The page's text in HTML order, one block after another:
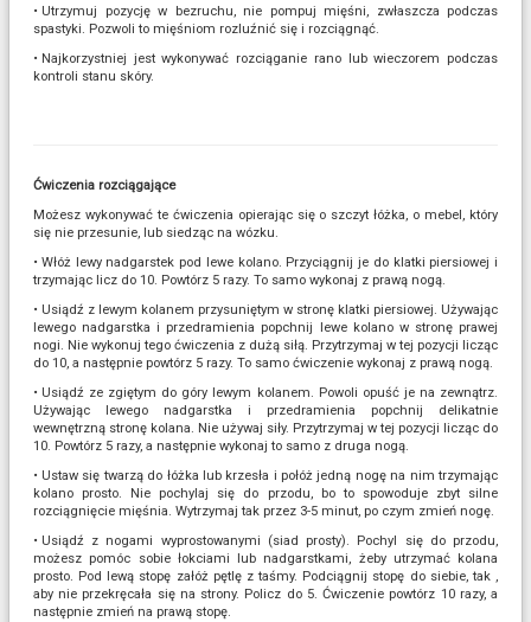
• Utrzymuj pozycję w bezruchu, nie pompuj mięśni, zwłaszcza podczas
spastyki. Pozwoli to mięśniom rozluźnić się i rozciągnąć.
• Najkorzystniej jest wykonywać rozciąganie rano lub wieczorem podczas
kontroli stanu skóry.
Ćwiczenia rozciągające
Możesz wykonywać te ćwiczenia opierając się o szczyt łóżka, o mebel, który
się nie przesunie, lub siedząc na wózku.
• Włóż lewy nadgarstek pod lewe kolano. Przyciągnij je do klatki piersiowej i
trzymając licz do 10. Powtórz 5 razy. To samo wykonaj z prawą nogą.
• Usiądź z lewym kolanem przysuniętym w stronę klatki piersiowej. Używając
lewego nadgarstka i przedramienia popchnij lewe kolano w stronę prawej
nogi. Nie wykonuj tego ćwiczenia z dużą siłą. Przytrzymaj w tej pozycji licząc
do 10, a następnie powtórz 5 razy. To samo ćwiczenie wykonaj z prawą nogą.
• Usiądź ze zgiętym do góry lewym kolanem. Powoli opuść je na zewnątrz.
Używając lewego nadgarstka i przedramienia popchnij delikatnie
wewnętrzną stronę kolana. Nie używaj siły. Przytrzymaj w tej pozycji licząc do
10. Powtórz 5 razy, a następnie wykonaj to samo z druga nogą.
• Ustaw się twarzą do łóżka lub krzesła i połóż jedną nogę na nim trzymając
kolano prosto. Nie pochylaj się do przodu, bo to spowoduje zbyt silne
rozciągnięcie mięśnia. Wytrzymaj tak przez 3-5 minut, po czym zmień nogę.
• Usiądź z nogami wyprostowanymi (siad prosty). Pochyl się do przodu,
możesz pomóc sobie łokciami lub nadgarstkami, żeby utrzymać kolana
prosto. Pod lewą stopę załóż pętlę z taśmy. Podciągnij stopę do siebie, tak ,
aby nie przekręcała się na strony. Policz do 5. Ćwiczenie powtórz 10 razy, a
następnie zmień na prawą stopę.